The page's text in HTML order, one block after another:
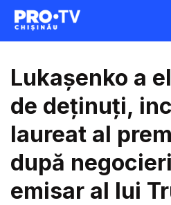
Lukașenko a
de deținuți,
laureat al
după
emisar al lui